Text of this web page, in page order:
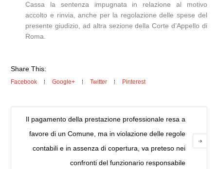
Cassa la sentenza impugnata in relazione al motivo
accolto e rinvia, anche per la regolazione delle spese del
presente giudizio, ad altra sezione della Corte d’Appello di
Roma.
Share This:
Facebook Google+ Twitter Pinterest
Il pagamento della prestazione professionale resa a
favore di un Comune, ma in violazione delle regole
contabili e in assenza di copertura, va preteso nei
confronti del funzionario responsabile